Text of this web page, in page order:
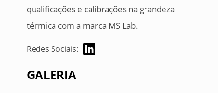
qualificações e calibrações na grandeza
térmica com a marca MS Lab.
Redes Sociais:
GALERIA